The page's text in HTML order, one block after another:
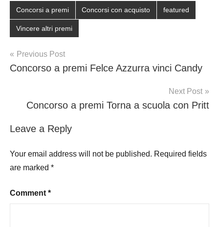
Concorsi a premi Concorsi con acquisto featured
Vincere altri premi
Post
navigation
Previous Post
Concorso a premi Felce Azzurra vinci Candy
Next Post
Concorso a premi Torna a scuola con Pritt
Leave a Reply
Your email address will not be published. Required fields
are marked *
Comment *